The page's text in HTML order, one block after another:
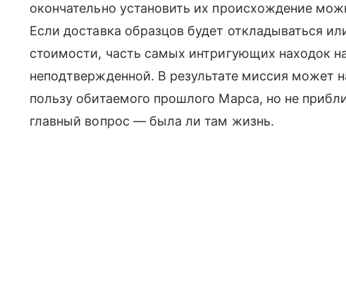
окончательно установить их происхождение
Если доставка образцов будет откладываться
стоимости, часть самых интригующих находок
неподтвержденной. В результате миссия может
пользу обитаемого прошлого Марса, но не
главный вопрос — была ли там жизнь.